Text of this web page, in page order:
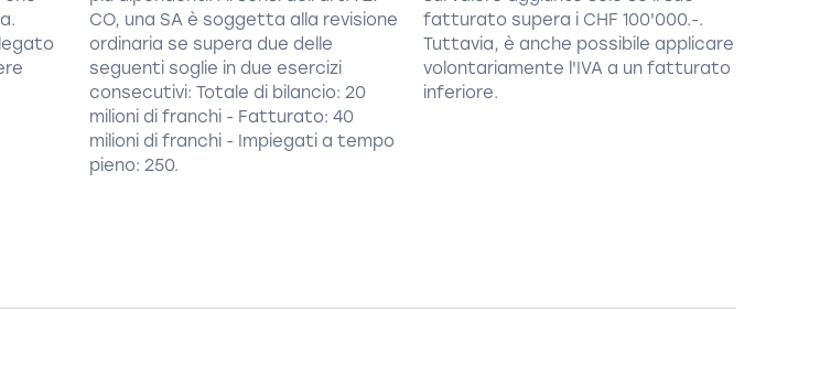
CO, una SA è soggetta alla revisione
ordinaria se supera due delle
seguenti soglie in due esercizi
consecutivi: Totale di bilancio: 20
milioni di franchi - Fatturato: 40
milioni di franchi - Impiegati a tempo
pieno: 250.
fatturato supera i CHF 100'000.-.
Tuttavia, è anche possibile applicare
volontariamente l'IVA a un fatturato
inferiore.